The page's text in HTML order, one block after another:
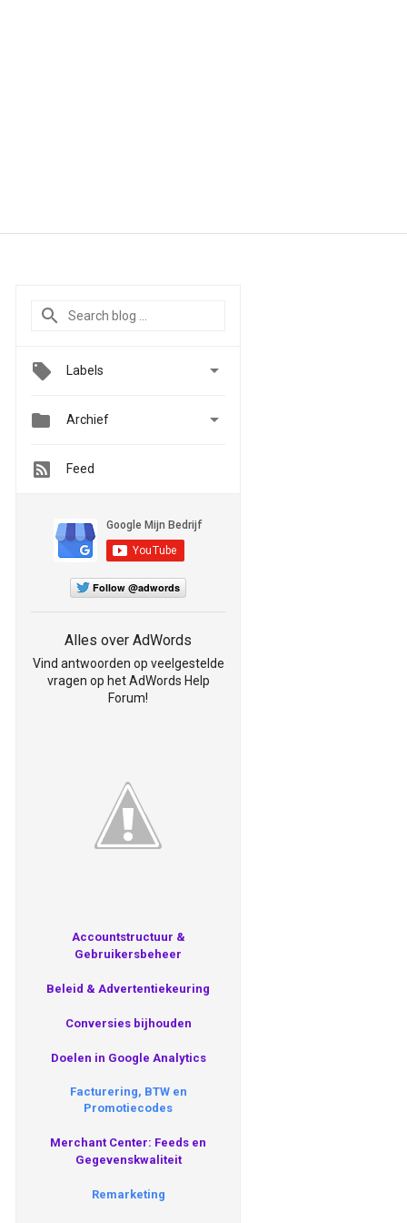
Labels 
 Archief 
Feed
Follow @adwords
Alles over AdWords
Vind antwoorden op veelgestelde
vragen op het AdWords Help
Forum!
Accountstructuur &
Gebruikersbeheer
Beleid & Advertentiekeuring
Conversies bijhouden
Doelen in Google Analytics
Facturering, BTW en
Promotiecodes
Merchant Center: Feeds en
Gegevenskwaliteit
Remarketing